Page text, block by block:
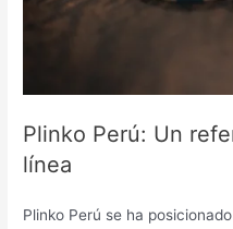
Plinko Perú: Un
línea
Plinko Perú se ha